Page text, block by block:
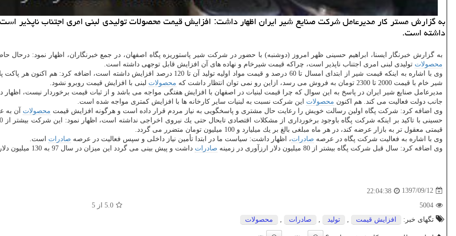
به گزارش مستر كار مدیرعامل شركت صنایع شیر ایران اظهار داشت: افزایش قیمت محصولات تولیدی لبنی امری اجتناب ناپذیر
داشته است.
به گزارش خبرنگار ایسنا، ابراهیم حسینی ظهر امروز (دوشنبه) با حضور در شركت شیر پاستوریزه پگاه اصفهان، در جمع خبرنگاران، اظهار نمود:
محصولات تولیدی لبنی امری اجتناب ناپذیر است، چراكه قیمت شیرخام و نهاده های آن افزایش قابل توجهی داشته است.
شیر خام با قیمت 2000 تا 2300 تومان به فروش می رسد، ازاین رو نمی توان انتظار داشت كه
محصولات لبنی با افزایش قیمت روبرو نشود.
مدیرعامل صنایع شیر ایران در پاسخ به این سوال كه چرا قیمت لبنیات در اصفهان با افزایش هفتگی مواجه می باشد و از ثبات قیمت برخوردار نیست،
جانب دولت فعالیت می كند. هم اكنون محصولات این شركت نسبت به لبنیات سایر كارخانه ها با افزایش كمتری مواجه شده است.
وی اضافه كرد: شركت پگاه اولین رسالت خویش را رعایت حال مشتری و پاسخگویی به نیاز مردم قرار داده است و هرگونه افزایش قیمت محصولات آن به
حسینی با تاكید بر اینكه شركت پگاه باوجود برخورداری از مشكلات اقتصادی تابحال حتی یك نیروی اخراجی نداشته است، اظهار نمود: این شركت بیشتر از 10 هزار نفر پرسنل دارد و هم اكنون برای آنكه
قیمتی معقول تر به بازار عرضه كند، در هر ماه مبلغی بالغ بر یك میلیارد و 100 میلیون تومان متضرر می گردد.
وی با اشاره به فعالیت شركت پگاه در عرصه صادرات، اظهار داشت: سیاست ما در ابتدا تأمین نیاز داخلی و سپس فعالیت در عرصه صادرات است.
وی اضافه كرد: سال قبل شركت پگاه بیشتر از 80 میلیون دلار ارزآوری در زمینه
صادرات داشت و پیش بینی می گردد این میزان در سال 97 به 130 میلیون دلار افزایش یابد.
1397/09/12
22:04:38
5004
5.0 از 5
تگهای خبر:
افزایش قیمت , تولید , صادرات , محصولات